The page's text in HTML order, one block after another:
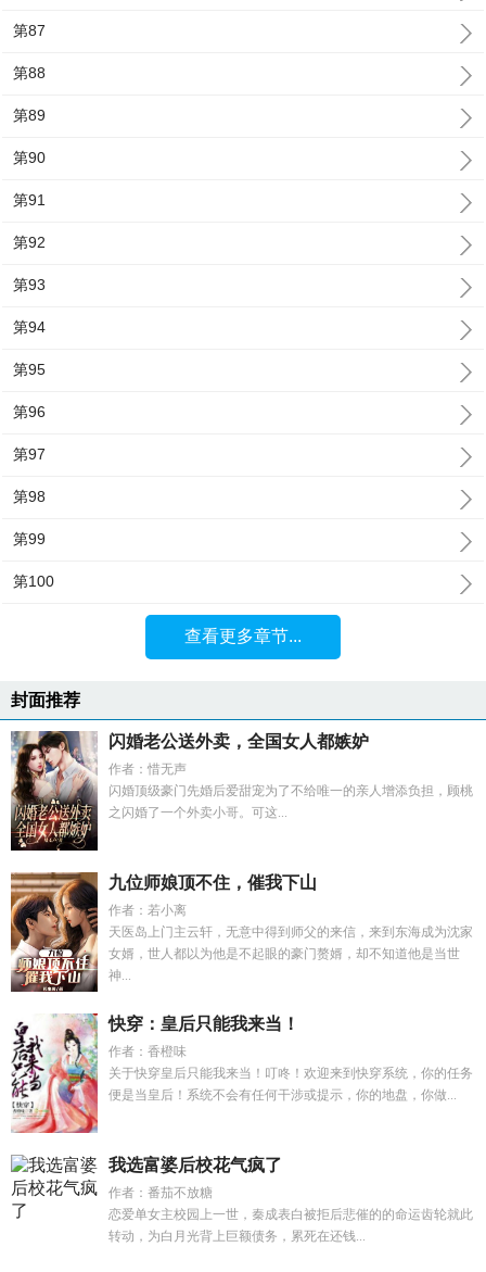
第87
第88
第89
第90
第91
第92
第93
第94
第95
第96
第97
第98
第99
第100
查看更多章节...
封面推荐
闪婚老公送外卖，全国女人都嫉妒
作者：惜无声
闪婚顶级豪门先婚后爱甜宠为了不给唯一的亲人增添负担，顾桃
之闪婚了一个外卖小哥。可这...
九位师娘顶不住，催我下山
作者：若小离
天医岛上门主云轩，无意中得到师父的来信，来到东海成为沈家
女婿，世人都以为他是不起眼的豪门赘婿，却不知道他是当世
神...
快穿：皇后只能我来当！
作者：香橙味
关于快穿皇后只能我来当！叮咚！欢迎来到快穿系统，你的任务
便是当皇后！系统不会有任何干涉或提示，你的地盘，你做...
我选富婆后校花气疯了
作者：番茄不放糖
恋爱单女主校园上一世，秦成表白被拒后悲催的的命运齿轮就此
转动，为白月光背上巨额债务，累死在还钱...